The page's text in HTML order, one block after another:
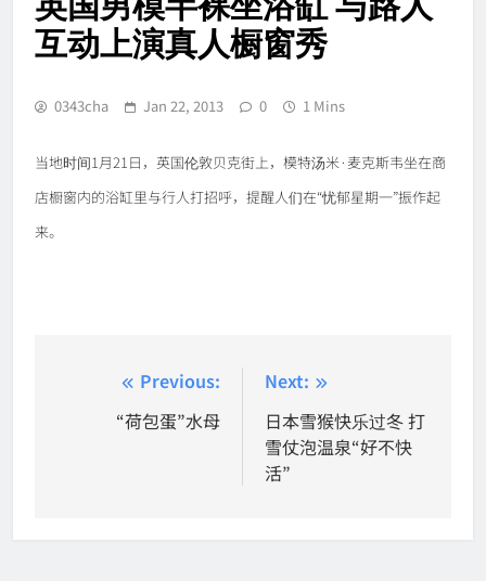
互动上演真人橱窗秀
0343cha Jan 22, 2013 0 1 Mins
当地时间1月21日，英国伦敦贝克街上，模特汤米·麦克斯韦坐在商
店橱窗内的浴缸里与行人打招呼，提醒人们在“忧郁星期一”振作起
来。
navigation
Previous:
“荷包蛋”水母
Next:
日本雪猴快乐过冬 打
雪仗泡温泉“好不快
活”